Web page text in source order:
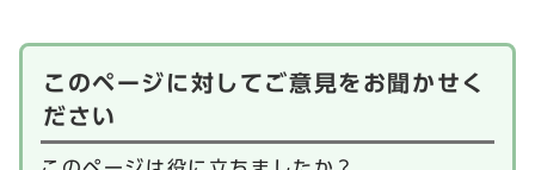
このページに対してご意見をお聞かせく
ださい